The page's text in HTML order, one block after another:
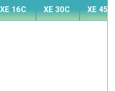
XE 16C XE 30C XE 45C